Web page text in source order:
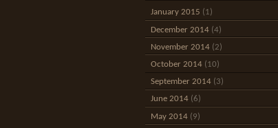
January 2015 (1)
December 2014(4)
November 2014(2)
October 2014(10)
September 2014(3)
June 2014(6)
May 2014(9)